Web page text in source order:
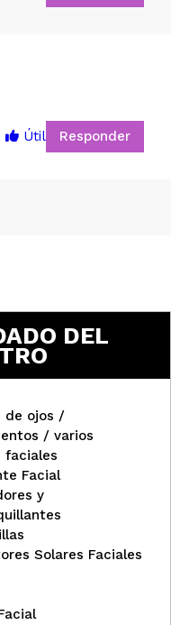
Útil Responder
de los ojos y el color
Útil
& Comfy
- Contorno
aguacate y
DEL
de ojos /
/ varios
faciales
Facial
y
Solares Faciales